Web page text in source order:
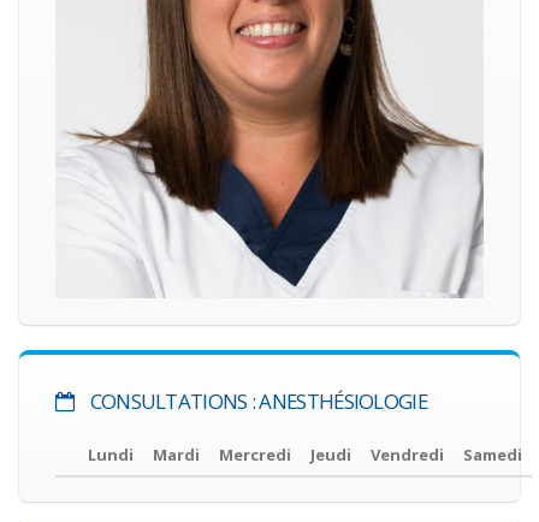
CONSULTATIONS : ANESTHÉSIOLOGIE
Lundi Mardi Mercredi Jeudi Vendredi Samedi